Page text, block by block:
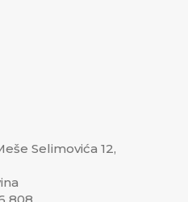
Selimovića 12,
808